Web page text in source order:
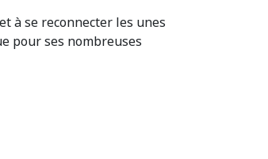
à se reconnecter les unes
pour ses nombreuses